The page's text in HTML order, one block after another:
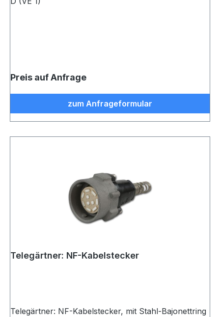
Preis auf Anfrage
zum Anfrageformular
Telegärtner: NF-Kabelstecker
Telegärtner: NF-Kabelstecker, mit Stahl-Bajonettring